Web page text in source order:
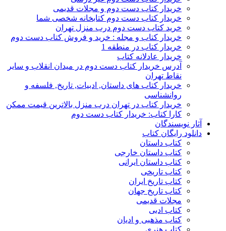
خریدار کتاب دست دوم و مجلات قدیمی
خریدار کتاب دست دوم کتابخانه شخصی شما
خرید کتاب دست دوم درب منزل تهران
خریدار کتاب و مجله : خرید و فروش کتاب دست دوم
خریدار کتاب در منطقه 1
خریدار عادلانه کتاب
آدرس خریدار کتاب دست دوم در میدان انقلاب و سایر
نقاط تهران
خریدار کتاب های داستان, ادبیات, تاریخ, فلسفه و
روانشناسی
خریدار کتاب در تهران درب منزل بالاترین قیمت ممکن
کارا کتاب: خریدار کتاب دست دوم
آثار نویسندگان
دانلود رایگان کتاب
کتاب داستان
کتاب داستان خارجی
کتاب داستان ایرانی
کتاب تاریخی
کتاب تاریخ ایران
کتاب تاریخ جهان
مجلات قدیمی
کتاب ادبی
کتاب مذهبی و ادیان